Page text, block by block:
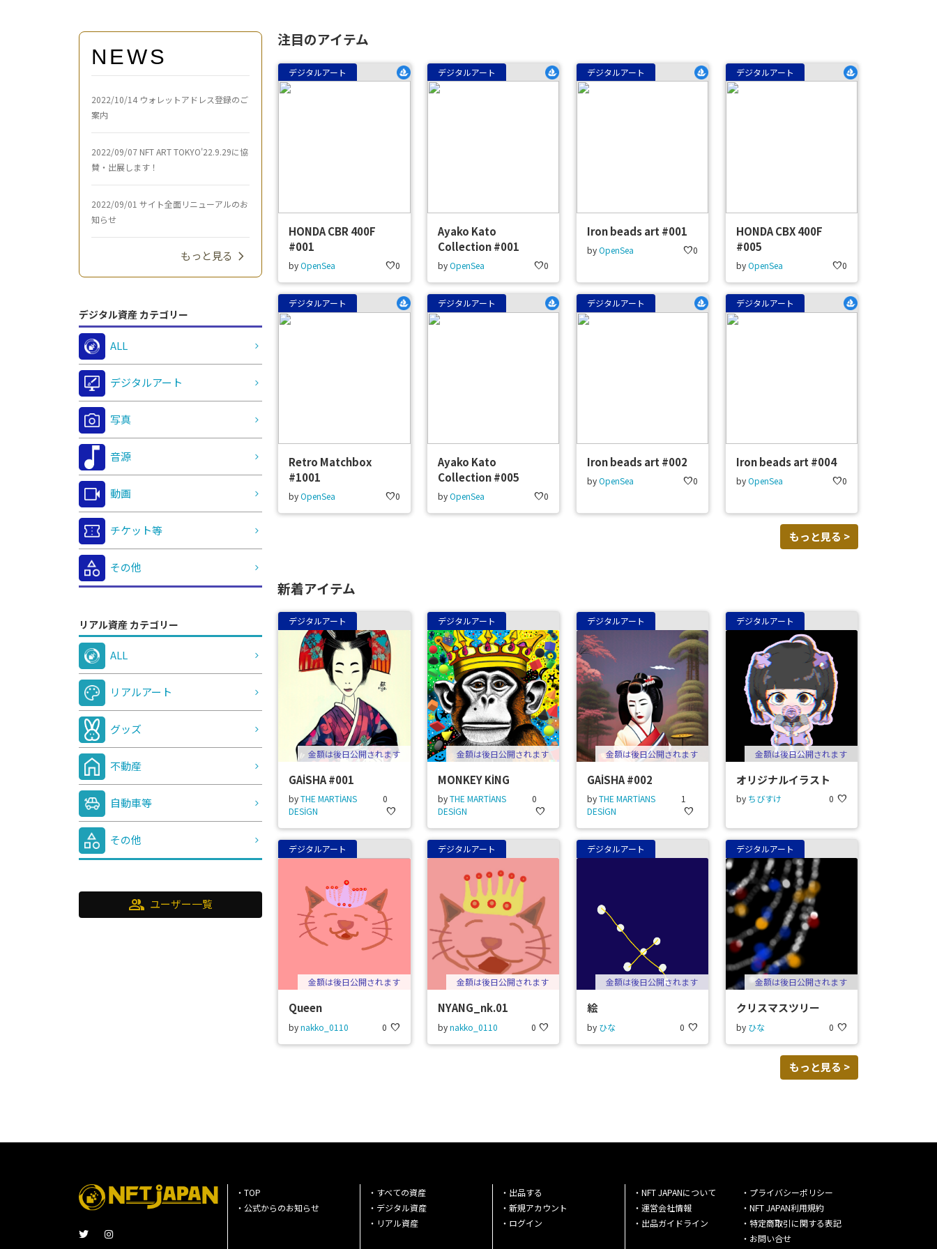
NEWS
2022/10/14 ウォレットアドレス登録のご
案内
2022/09/07 NFT ART TOKYO'22.9.29に協
賛・出展します！
2022/09/01 サイト全面リニューアルのお
知らせ
もっと見る keyboard_arrow_right
デジタル資産 カテゴリー
ALL
デジタルアート
写真
音源
動画
チケット等
その他
リアル資産 カテゴリー
ALL
リアルアート
グッズ
不動産
自動車等
その他
group ユーザー一覧
注目のアイテム
デジタルアート
HONDA CBR 400F
#001
byOpenSea favorite0
デジタルアート
Ayako Kato
Collection #001
byOpenSea favorite0
デジタルアート
Iron beads art #001
byOpenSea favorite0
デジタルアート
HONDA CBX 400F
#005
byOpenSea favorite0
デジタルアート
Retro Matchbox
#1001
byOpenSea favorite0
デジタルアート
Ayako Kato
Collection #005
byOpenSea favorite0
デジタルアート
Iron beads art #002
byOpenSea favorite0
デジタルアート
Iron beads art #004
byOpenSea favorite0
もっと見る >
新着アイテム
デジタルアート
金額は後日公開されます
GAİSHA #001
byTHE MARTİANS
DESİGN
0
favorite
デジタルアート
金額は後日公開されます
MONKEY KİNG
byTHE MARTİANS
DESİGN
0
favorite
デジタルアート
金額は後日公開されます
GAİSHA #002
byTHE MARTİANS
DESİGN
1
favorite
デジタルアート
金額は後日公開されます
オリジナルイラスト
by ちびすけ 0 favorite
デジタルアート
金額は後日公開されます
Queen
bynakko_0110 0 favorite
デジタルアート
金額は後日公開されます
NYANG_nk.01
bynakko_0110 0 favorite
デジタルアート
金額は後日公開されます
絵
by ひな 0 favorite
デジタルアート
金額は後日公開されます
クリスマスツリー
by ひな 0 favorite
もっと見る >
・TOP
・公式からのお知らせ
・すべての資産
・デジタル資産
・リアル資産
・出品する
・新規アカウント
・ログイン
・NFT JAPANについて
・運営会社情報
・出品ガイドライン
・プライバシーポリシー
・NFT JAPAN利用規約
・特定商取引に関する表記
・お問い合せ